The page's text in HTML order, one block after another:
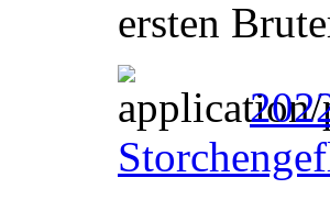
ersten